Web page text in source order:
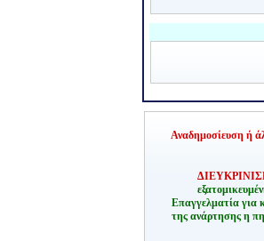
Αναδημοσίευση ή
Επαγγελματία για
της ανάρτησης η